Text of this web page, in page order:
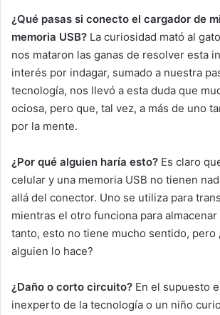
¿Qué pasas si conecto el cargador de
memoria USB? La curiosidad mató al
nos mataron las ganas de resolver esta
interés por indagar, sumado a nuestra
tecnología, nos llevó a esta duda que
ociosa, pero que, tal vez, a más de uno
por la mente.
¿Por qué alguien haría esto? Es claro
celular y una memoria USB no tienen
allá del conector. Uno se utiliza para
mientras el otro funciona para
tanto, esto no tiene mucho sentido, pero
alguien lo hace?
¿Daño o corto circuito? En el supuesto
inexperto de la tecnología o un niño